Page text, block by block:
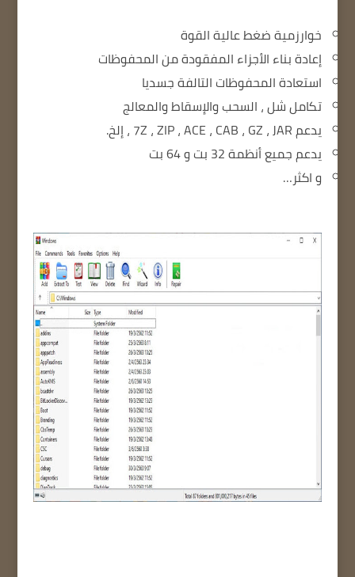
خوارزمية ضغط عالية القوة
إعادة بناء الأجزاء المفقودة من المحفوظات
استعادة المحفوظات التالفة جسديا
تكامل شل ، السحب والإسقاط والمعالج
يدعم 7Z ، ZIP ، ACE ، CAB ، GZ ، JAR ، إلخ.
يدعم جميع أنظمة 32 بت و 64 بت
و اكثر…